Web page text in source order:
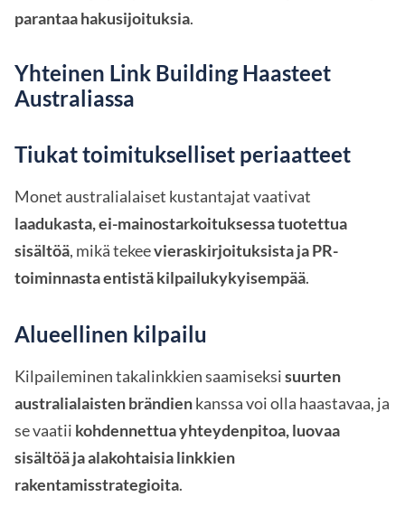
parantaa hakusijoituksia.
Yhteinen Link Building Haasteet
Australiassa
Tiukat toimitukselliset periaatteet
Monet australialaiset kustantajat vaativat
laadukasta, ei-mainostarkoituksessa tuotettua
sisältöä, mikä tekeevieraskirjoituksista ja PR-
toiminnasta entistä kilpailukykyisempää.
Alueellinen kilpailu
Kilpaileminen takalinkkien saamiseksisuurten
australialaisten brändienkanssa voi olla haastavaa, ja
se vaatii kohdennettua yhteydenpitoa, luovaa
sisältöä ja alakohtaisia linkkien
rakentamisstrategioita.